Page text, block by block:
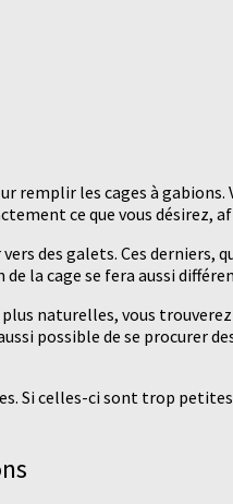
remplir les cages à
ce que vous désirez,
des galets. Ces
la cage se fera aussi
naturelles, vous
possible de se procurer
Si celles-ci sont trop